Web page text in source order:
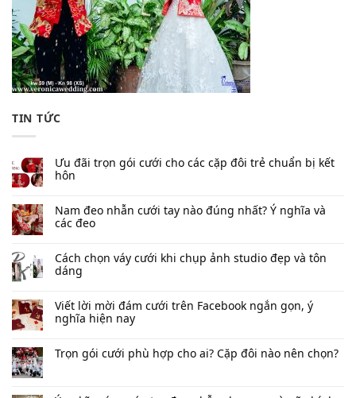
TIN TỨC
Ưu đãi trọn gói cưới cho các cặp đôi trẻ chuẩn bị kết
hôn
Nam đeo nhẫn cưới tay nào đúng nhất​? Ý nghĩa và
các đeo
Cách chọn váy cưới khi chụp ảnh studio đẹp và tôn
dáng
Viết lời mời đám cưới trên Facebook​ ngắn gọn, ý
nghĩa hiện nay
Trọn gói cưới phù hợp cho ai? Cặp đôi nào nên chọn?